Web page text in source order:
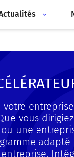
vous
une
adapté